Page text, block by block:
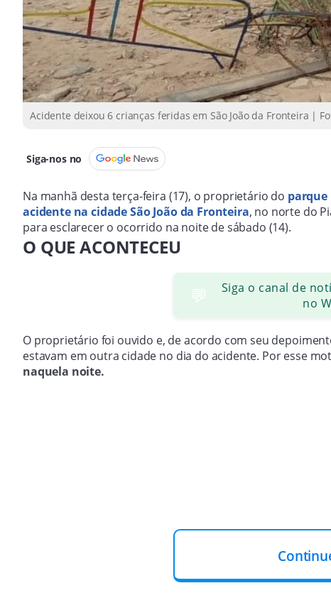
Acidente deixou 6 crianças feridas em São João da Fronteira |
Siga-nos no
Na manhã desta terça-feira (17), o proprietário do parque
acidente na cidade São João da Fronteira, no norte do
para esclarecer o ocorrido na noite de sábado (14).
O QUE ACONTECEU
💬
Siga o canal de
no
O proprietário foi ouvido e, de acordo com seu
estavam em outra cidade no dia do acidente. Por esse
naquela noite.